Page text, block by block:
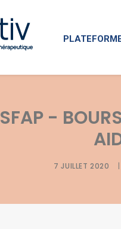
SFAP -
7 JUILLET 2020 |